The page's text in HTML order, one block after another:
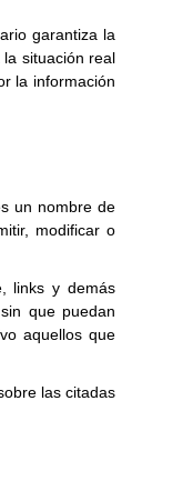
garantiza la
situación real
la información
un nombre de
modificar o
links y demás
que puedan
aquellos que
las citadas